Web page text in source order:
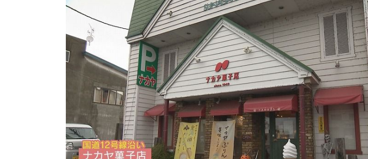
パートナーメディア Sitakkeパートナー
運営会社 広告掲載 情報提供・お問い合わせ 利用規約
プライバシーポリシー
閉じる